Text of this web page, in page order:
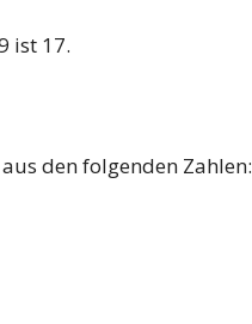
ist 17.
den folgenden Zahlen: